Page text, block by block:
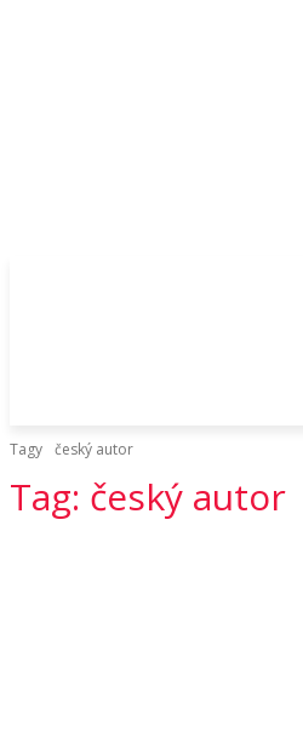
Tagy český autor
Tag: český autor